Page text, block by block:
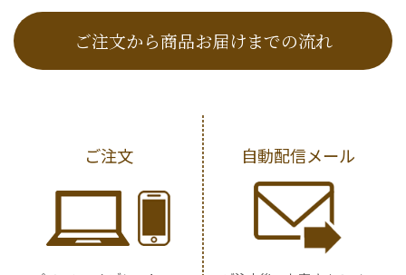
ご注文から商品お届けまでの流れ
ご注文 自動配信メール